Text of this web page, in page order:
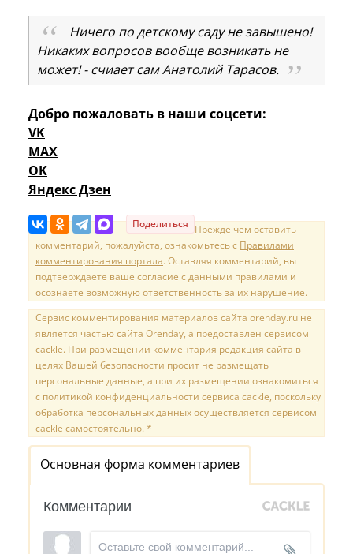
Ничего по детскому саду не завышено!
Никаких вопросов вообще возникать не
может! - счиает сам Анатолий Тарасов.
Добро пожаловать в наши соцсети:
VK
MAX
OK
Яндекс Дзен
Поделиться Прежде чем оставить
комментарий, пожалуйста, ознакомьтесь с Правилами
комментирования портала. Оставляя комментарий, вы
подтверждаете ваше согласие с данными правилами и
осознаете возможную ответственность за их нарушение.
Сервис комментирования материалов сайта orenday.ru не
является частью сайта Orenday, а предоставлен сервисом
cackle. При размещении комментария редакция сайта в
целях Вашей безопасности просит не размещать
персональные данные, а при их размещении ознакомиться
с политикой конфиденциальности сервиса cackle, поскольку
обработка персональных данных осуществляется сервисом
cackle самостоятельно. *
Основная форма комментариев
Комментарии